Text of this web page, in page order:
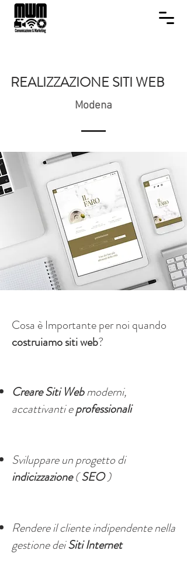
REALIZZAZIONE SITI WEB
Modena
Cosa è Importante per noi quando
costruiamositi web?
CreareSiti Webmoderni,
accattivanti eprofessionali
Sviluppare un progetto di
indicizzazione(SEO)
Rendere il cliente indipendente nella
gestione deiSiti Internet